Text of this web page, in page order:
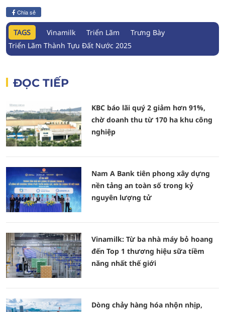
Chia sẻ
TAGS Vinamilk Triển Lãm
Trưng Bày
Triển Lãm Thành Tựu Đất Nước 2025
ĐỌC TIẾP
KBC báo lãi quý 2 giảm hơn 91%,
chờ doanh thu từ 170 ha khu công
nghiệp
Nam A Bank tiên phong xây dựng
nền tảng an toàn số trong kỷ
nguyên lượng tử
Vinamilk: Từ ba nhà máy bỏ hoang
đến Top 1 thương hiệu sữa tiềm
năng nhất thế giới
Dòng chảy hàng hóa nhộn nhịp,